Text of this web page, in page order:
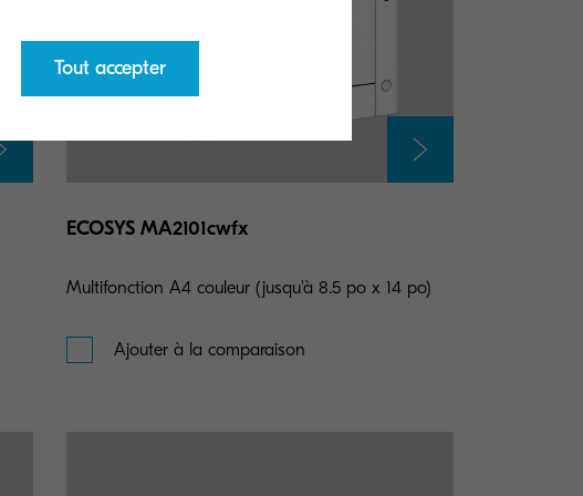
ECOSYS MA2101cwfx
Multifonction A4 couleur (jusqu'à 8.5 po x 14 po)
Ajouter à la comparaison
Tout accepter